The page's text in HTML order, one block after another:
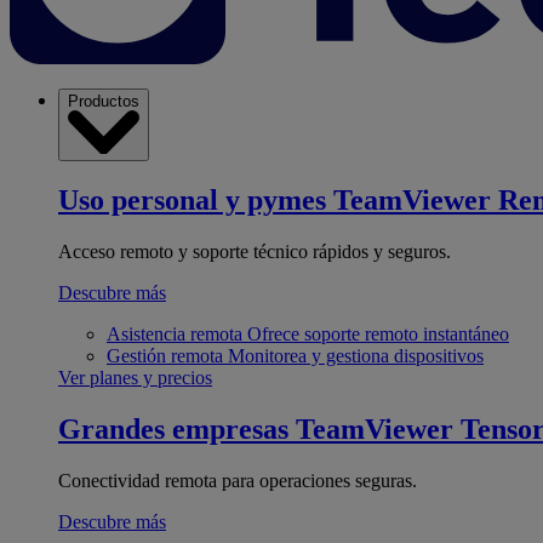
Productos
Uso personal y pymes TeamViewer
Acceso remoto y soporte técnico rápidos y seguros.
Descubre más
Asistencia remota Ofrece soporte remoto instantáneo
Gestión remota Monitorea y gestiona dispositivos
Ver planes y precios
Grandes empresas TeamViewer Tensor
Conectividad remota para operaciones seguras.
Descubre más